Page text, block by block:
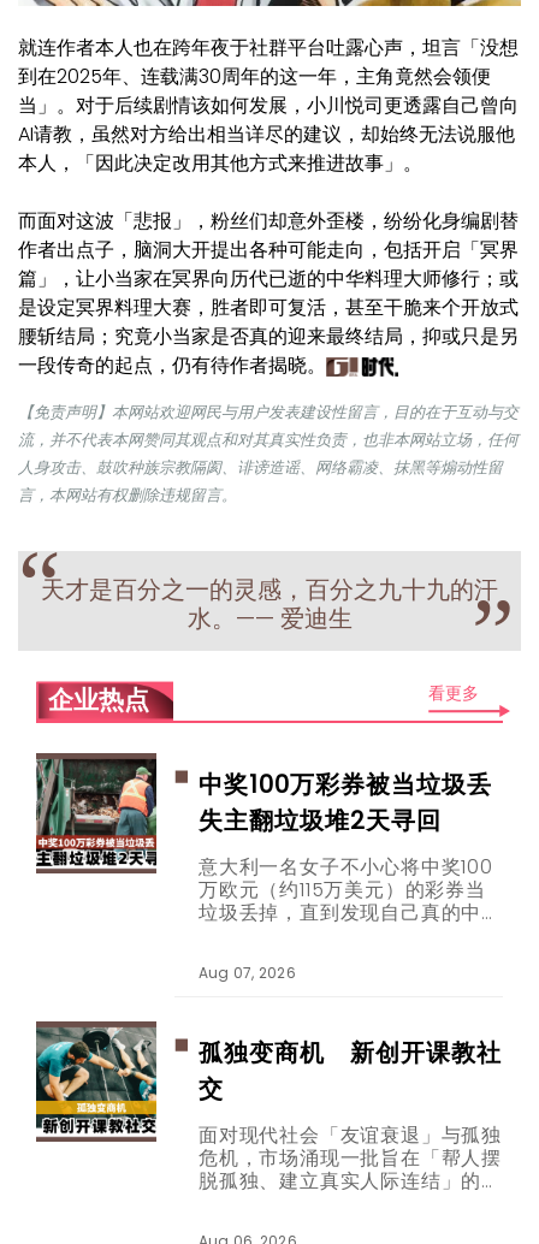
就连作者本人也在跨年夜于社群平台吐露心声，坦言「没想
到在2025年、连载满30周年的这一年，主角竟然会领便
当」。对于后续剧情该如何发展，小川悦司更透露自己曾向
AI请教，虽然对方给出相当详尽的建议，却始终无法说服他
本人，「因此决定改用其他方式来推进故事」。
而面对这波「悲报」，粉丝们却意外歪楼，纷纷化身编剧替
作者出点子，脑洞大开提出各种可能走向，包括开启「冥界
篇」，让小当家在冥界向历代已逝的中华料理大师修行；或
是设定冥界料理大赛，胜者即可复活，甚至干脆来个开放式
腰斩结局；究竟小当家是否真的迎来最终结局，抑或只是另
一段传奇的起点，仍有待作者揭晓。
【免责声明】本网站欢迎网民与用户发表建设性留言，目的在于互动与交
流，并不代表本网赞同其观点和对其真实性负责，也非本网站立场，任何
人身攻击、鼓吹种族宗教隔阂、诽谤造谣、网络霸凌、抹黑等煽动性留
言，本网站有权删除违规留言。
“天才是百分之一的灵感，百分之九十九的汗
水。—— 爱迪生
”
企业热点 看更多
中奖100万彩券被当垃圾丢
失主翻垃圾堆2天寻回
意大利一名女子不小心将中奖100
万欧元（约115万美元）的彩券当
垃圾丢掉，直到发现自己真的中奖
张的彩券终于完整寻回，就连协寻
Aug 07, 2026
孤独变商机 新创开课教社
交
面对现代社会「友谊衰退」与孤独
危机，市场涌现一批旨在「帮人摆
脱孤独、建立真实人际连结」的新